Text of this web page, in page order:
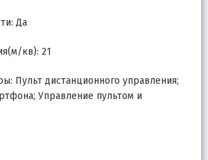
Да
кв): 21
Пульт дистанционного управления;
Управление пультом и